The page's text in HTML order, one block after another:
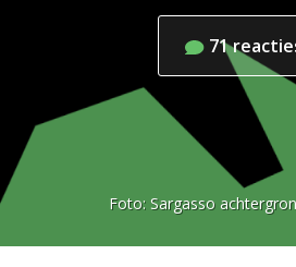
71
Foto: Sargasso